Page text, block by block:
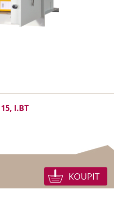
I.BT